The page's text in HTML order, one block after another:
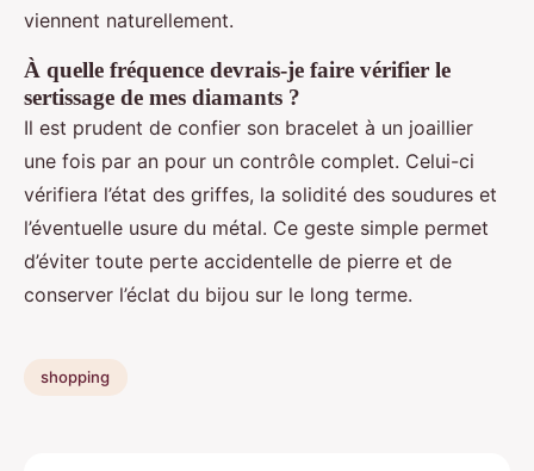
viennent naturellement.
À quelle fréquence devrais-je faire vérifier le
sertissage de mes diamants ?
Il est prudent de confier son bracelet à un joaillier
une fois par an pour un contrôle complet. Celui-ci
vérifiera l’état des griffes, la solidité des soudures et
l’éventuelle usure du métal. Ce geste simple permet
d’éviter toute perte accidentelle de pierre et de
conserver l’éclat du bijou sur le long terme.
shopping